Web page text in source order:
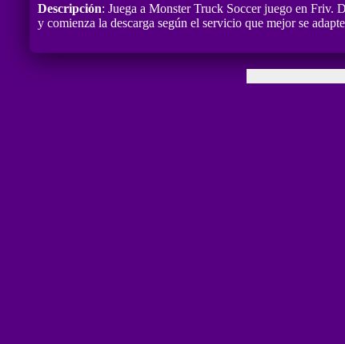
Descripción: Juega a Monster Truck Soccer juego en Friv.
y comienza la descarga según el servicio que mejor se